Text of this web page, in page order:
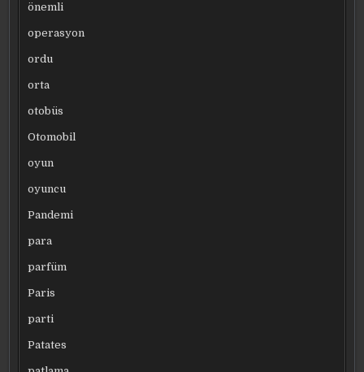
önemli
operasyon
ordu
orta
otobüs
Otomobil
oyun
oyuncu
Pandemi
para
parfüm
Paris
parti
Patates